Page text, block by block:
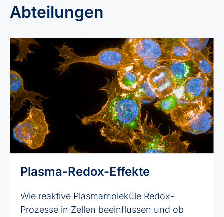
Abteilungen
Plasma-Redox-Effekte
Wie reaktive Plasmamoleküle Redox-
Prozesse in Zellen beeinflussen und ob